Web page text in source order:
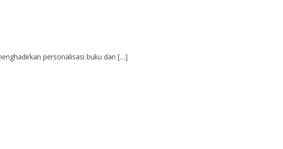
personalisasi buku dan […]